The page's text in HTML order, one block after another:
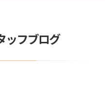
ッフブログ